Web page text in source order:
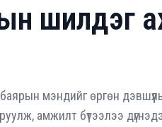
шилдэг
мэндийг өргөн
амжилт бүтээлээ